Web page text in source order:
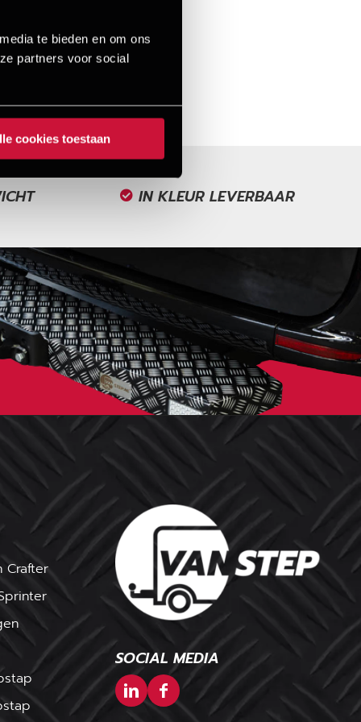
te bieden en om ons
partners voor social
cookies toestaan
IN KLEUR LEVERBAAR
Crafter
SOCIAL MEDIA